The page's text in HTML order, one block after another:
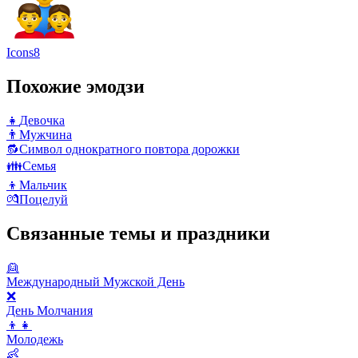
Icons8
Похожие эмодзи
👧 Девочка
👨 Мужчина
🔂Символ однократного повтора дорожки
👪Семья
👦 Мальчик
💏Поцелуй
Связанные темы и праздники
👱
Международный Мужской День
❌
День Молчания
👦👧
Молодежь
👶